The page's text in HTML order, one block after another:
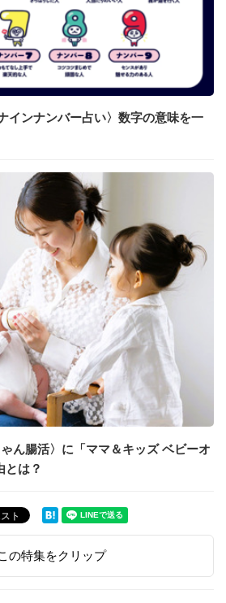
インナンバー占い〉数字の意味を一
ん腸活〉に「ママ＆キッズ ベビーオ
とは？
の特集をクリップ